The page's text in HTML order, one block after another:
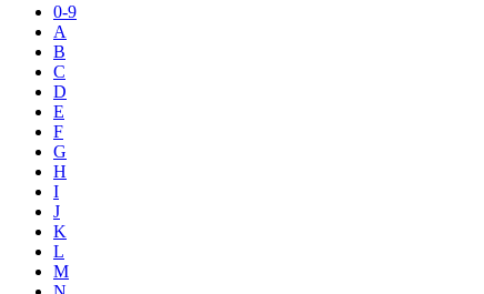
0-9
A
B
C
D
E
F
G
H
I
J
K
L
M